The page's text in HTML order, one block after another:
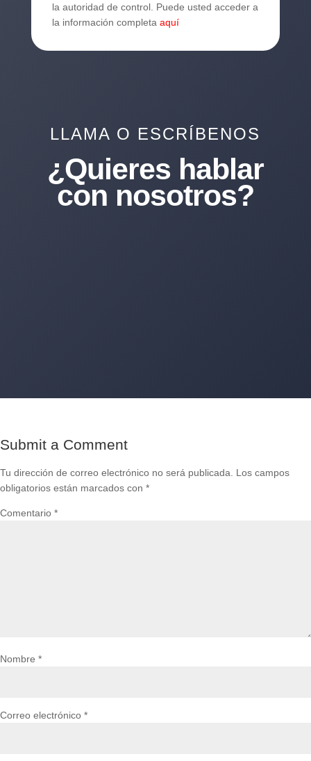
la autoridad de control. Puede usted acceder a
la información completa aquí
LLAMA O ESCRÍBENOS
¿Quieres hablar
con nosotros?
Submit a Comment
Tu dirección de correo electrónico no será publicada.
Los campos
obligatorios están marcados con *
Comentario *
Nombre *
Correo electrónico *